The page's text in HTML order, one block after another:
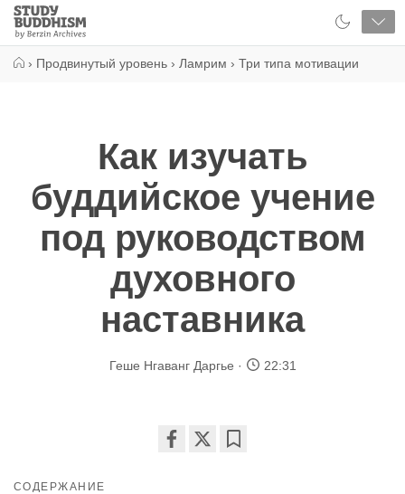
Close
Study
Buddhism
› Продвинутый уровень › Ламрим › Три типа мотивации
Как изучать
буддийское учение
под руководством
духовного
наставника
Геше Нгаванг Даргье 22:31
СОДЕРЖАНИЕ